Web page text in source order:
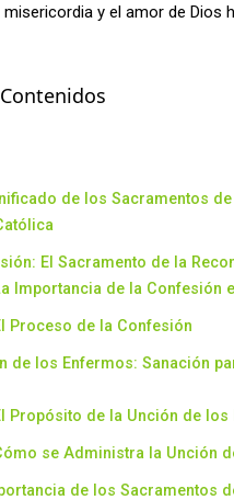
y el amor de Dios
de los Sacramentos
El Sacramento de la
Importancia de la Confesión
Proceso de la Confesión
de los Enfermos: Sanación
Propósito de la Unción de los
se Administra la Unción
de los Sacramentos